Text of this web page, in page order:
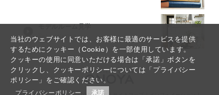
当社のウェブサイトでは、お客様に最適のサービスを提供
するためにクッキー（Cookie）を一部使用しています。
クッキーの使用に同意いただける場合は「承諾」ボタンを
クリックし、クッキーポリシーについては「プライバシー
ポリシー」をご確認ください。
プライバシーポリシー 承諾
モデルルーム見学
Tour reservation